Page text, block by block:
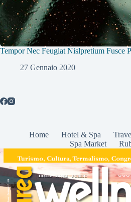
Tempor Nec Feugiat Nislpretium Fusce
27 Gennaio 2020
Home Hotel & Spa
Spa Market